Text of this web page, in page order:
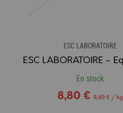
ESC LABORATOIRE
En stock
8,80 € 8,80 € / kg